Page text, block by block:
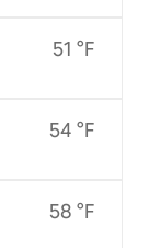
51 °F
54 °F
58 °F